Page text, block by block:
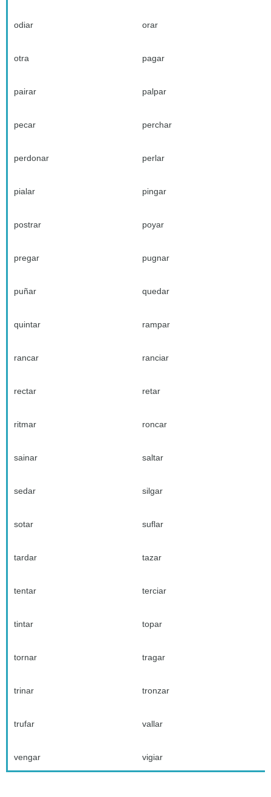
odiar orar
otra pagar
pairar palpar
pecar perchar
perdonar perlar
pialar pingar
postrar poyar
pregar pugnar
puñar quedar
quintar rampar
rancar ranciar
rectar retar
ritmar roncar
sainar saltar
sedar silgar
sotar suflar
tardar tazar
tentar terciar
tintar topar
tornar tragar
trinar tronzar
trufar vallar
vengar vigiar